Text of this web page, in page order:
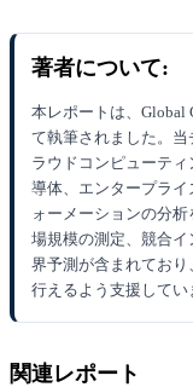
著者について:
本レポートは、Global
て執筆されました。
ラウドコンピューテ
導体、エンタープラ
ォーメーションの分
場規模の測定、競合
界予測が含まれてお
行えるよう支援してい
関連レポート